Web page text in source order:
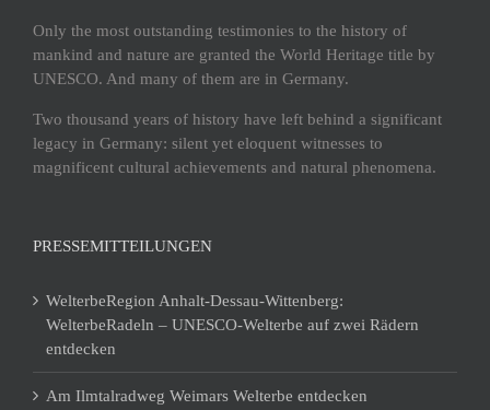
Only the most outstanding testimonies to the history of
mankind and nature are granted the World Heritage title by
UNESCO. And many of them are in Germany.
Two thousand years of history have left behind a significant
legacy in Germany: silent yet eloquent witnesses to
magnificent cultural achievements and natural phenomena.
PRESSEMITTEILUNGEN
WelterbeRegion Anhalt-Dessau-Wittenberg:
WelterbeRadeln – UNESCO-Welterbe auf zwei Rädern
entdecken
Am Ilmtalradweg Weimars Welterbe entdecken